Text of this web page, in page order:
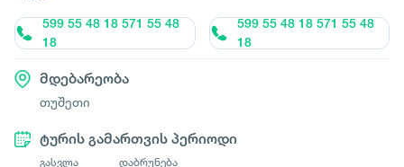
599 55 48 18 571 55 48
18
599 55 48 18 571 55 48
18
მდებარეობა
თუშეთი
ტურის გამართვის პერიოდი
გასვლა დაბრუნება